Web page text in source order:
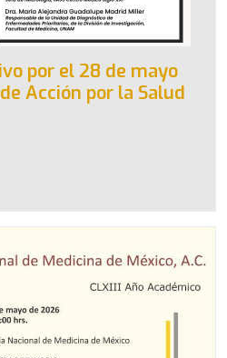
por el 28 de mayo
Acción por la Salud